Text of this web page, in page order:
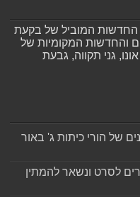
החדשות המוביל של בקעת
והחדשות המקומיות של
גני תקווה, גבעת
הצהרונים של הורי כיתות ג' באור
חברים לסרט ונשאר להמתין